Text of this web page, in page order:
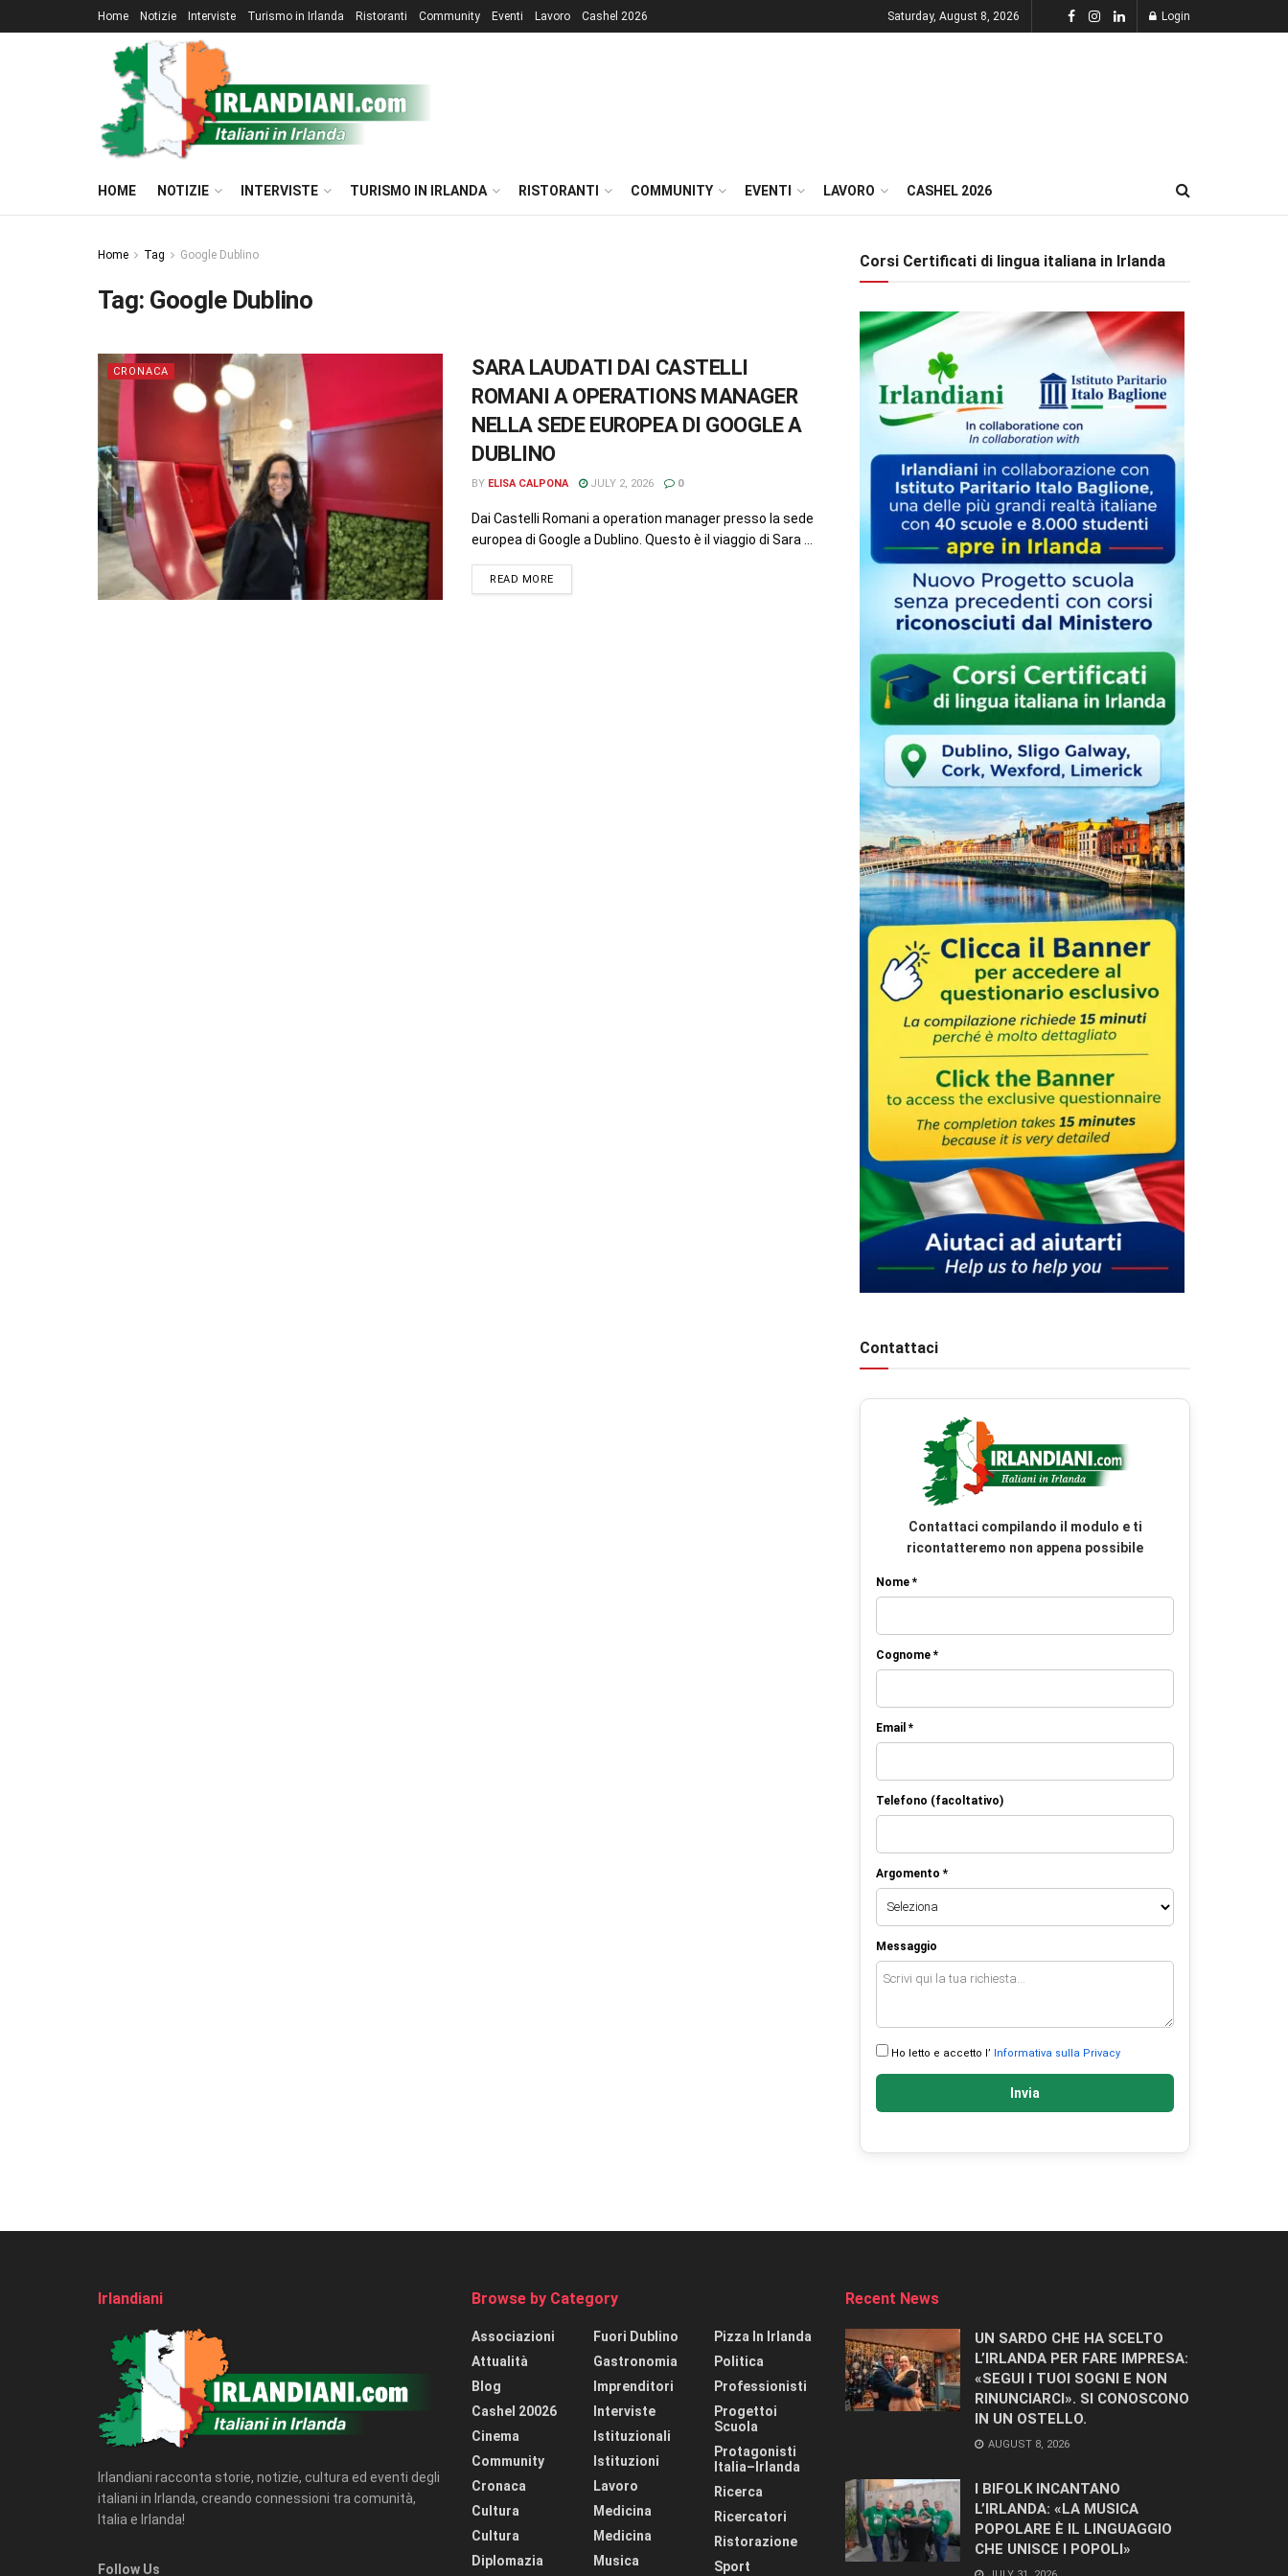
Home Notizie Interviste Turismo in Irlanda Ristoranti Community Eventi Lavoro Cashel 2026 Saturday, August 8, 2026 Login
HOME NOTIZIE INTERVISTE TURISMO IN IRLANDA RISTORANTI COMMUNITY EVENTI LAVORO CASHEL 2026
Home Tag Google Dublino
Tag: Google Dublino
CRONACA
SARA LAUDATI DAI CASTELLI
ROMANI A OPERATIONS MANAGER
NELLA SEDE EUROPEA DI GOOGLE A
DUBLINO
BY ELISA CALPONA JULY 2, 2026 0
Dai Castelli Romani a operation manager presso la sede
europea di Google a Dublino. Questo è il viaggio di Sara ...
READ MORE
Corsi Certificati di lingua italiana in Irlanda
Contattaci
Contattaci compilando il modulo e ti
ricontatteremo non appena possibile
Nome *
Cognome *
Email *
Telefono (facoltativo)
Argomento *
Messaggio
Ho letto e accetto l’ Informativa sulla Privacy
Invia
Irlandiani
Irlandiani racconta storie, notizie, cultura ed eventi degli
italiani in Irlanda, creando connessioni tra comunità,
Italia e Irlanda!
Follow Us
Browse by Category
Associazioni
Attualità
Blog
Cashel 20026
Cinema
Community
Cronaca
Cultura
Cultura
Diplomazia
Fuori Dublino
Gastronomia
Imprenditori
Interviste
Istituzionali
Istituzioni
Lavoro
Medicina
Medicina
Musica
Pizza In Irlanda
Politica
Professionisti
Progettoi
Scuola
Protagonisti
Italia–Irlanda
Ricerca
Ricercatori
Ristorazione
Sport
Recent News
UN SARDO CHE HA SCELTO
L’IRLANDA PER FARE IMPRESA:
«SEGUI I TUOI SOGNI E NON
RINUNCIARCI». SI CONOSCONO
IN UN OSTELLO.
AUGUST 8, 2026
I BIFOLK INCANTANO
L’IRLANDA: «LA MUSICA
POPOLARE È IL LINGUAGGIO
CHE UNISCE I POPOLI»